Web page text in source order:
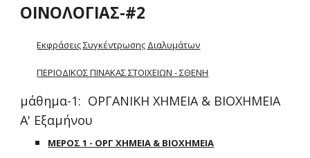
ΟΙΝΟΛΟΓΙΑΣ-#2
Εκφράσεις Συγκέντρωσης Διαλυμάτων
ΠΕΡΙΟΔΙΚΟΣ ΠΙΝΑΚΑΣ ΣΤΟΙΧΕΙΩΝ - ΣΘΕΝΗ
μάθημα-1: ΟΡΓΑΝΙΚΗ ΧΗΜΕΙΑ & ΒΙΟΧΗΜΕΙΑ
Α' Εξαμήνου
ΜΕΡΟΣ 1 - ΟΡΓ ΧΗΜΕΙΑ & ΒΙΟΧΗΜΕΙΑ